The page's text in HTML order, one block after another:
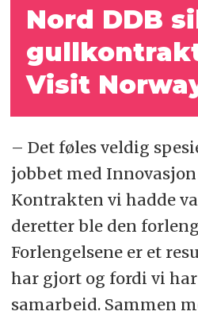
Nord DDB
Visit
– Det føles veldig
jobbet med Innovasjon
Kontrakten vi hadde
deretter ble den
Forlengelsene er et
har gjort og fordi vi
samarbeid. Sammen